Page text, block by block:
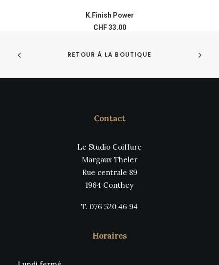
K.Finish Power
CHF33.00
RETOUR À LA BOUTIQUE
Contact
Le Studio Coiffure
Margaux Theler
Rue centrale 89
1964 Conthey
T. 076 520 46 94
Horaires